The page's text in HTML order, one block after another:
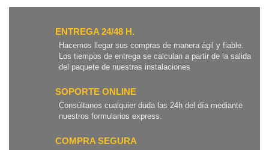
ENTREGA 24/48 H.
Hacemos llegar sus compras de manera ágil y fiable.
Los tiempos de entrega se calculan a partir de la salida
del paquete de nuestras instalaciones
SOPORTE ONLINE
Consúltanos cualquier duda las 24h del día mediante
nuestros formularios express.
COMPRA SEGURA